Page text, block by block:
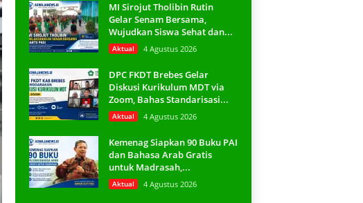
MI Sirojut Tholibin Rutin
Gelar Senam Bersama,
Wujudkan Siswa Sehat dan...
Aktual 4 Agustus 2026
DPC FKDT Brebes Gelar
Diskusi Kurikulum MDT via
Zoom, Bahas Standarisasi...
Aktual 4 Agustus 2026
Kemenag Siapkan 90 Buku PAI
dan Bahasa Arab Gratis
untuk Madrasah,...
Aktual 4 Agustus 2026